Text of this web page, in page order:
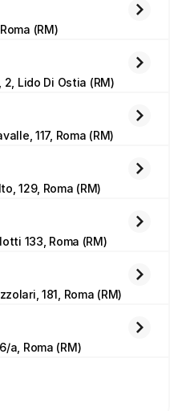
(RM)
Lido Di Ostia (RM)
117, Roma (RM)
129, Roma (RM)
133, Roma (RM)
181, Roma (RM)
a, Roma (RM)